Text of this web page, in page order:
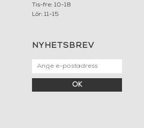
Tis-fre: 10-18
Lör: 11-15
NYHETSBREV
OK